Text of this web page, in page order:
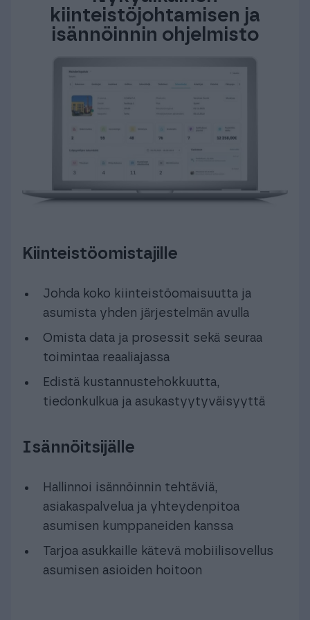
kiinteistöjohtamisen ja
isännöinnin ohjelmisto
Kiinteistöomistajille
Johda koko kiinteistöomaisuutta ja
asumista yhden järjestelmän avulla
Omista data ja prosessit sekä seuraa
toimintaa reaaliajassa
Edistä kustannustehokkuutta,
tiedonkulkua ja asukastyytyväisyyttä
Isännöitsijälle
Hallinnoi isännöinnin tehtäviä,
asiakaspalvelua ja yhteydenpitoa
asumisen kumppaneiden kanssa
Tarjoa asukkaille kätevä mobiilisovellus
asumisen asioiden hoitoon